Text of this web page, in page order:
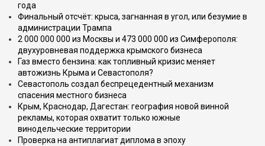
года
Финальный отсчёт: крыса, загнанная в угол, или безумие в
администрации Трампа
2 000 000 000 из Москвы и 473 000 000 из Симферополя:
двухуровневая поддержка крымского бизнеса
Газ вместо бензина: как топливный кризис меняет
автожизнь Крыма и Севастополя?
Севастополь создал беспрецедентный механизм
спасения местного бизнеса
Крым, Краснодар, Дагестан: география новой винной
рекламы, которая охватит только южные
винодельческие территории
Проверка на антиплагиат диплома в эпоху